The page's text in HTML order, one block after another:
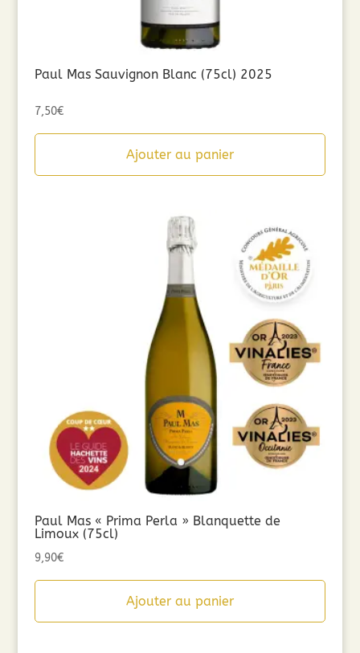
Paul Mas Sauvignon Blanc (75cl) 2025
7,50€
Ajouter au panier
Paul Mas « Prima Perla » Blanquette de
Limoux (75cl)
9,90€
Ajouter au panier